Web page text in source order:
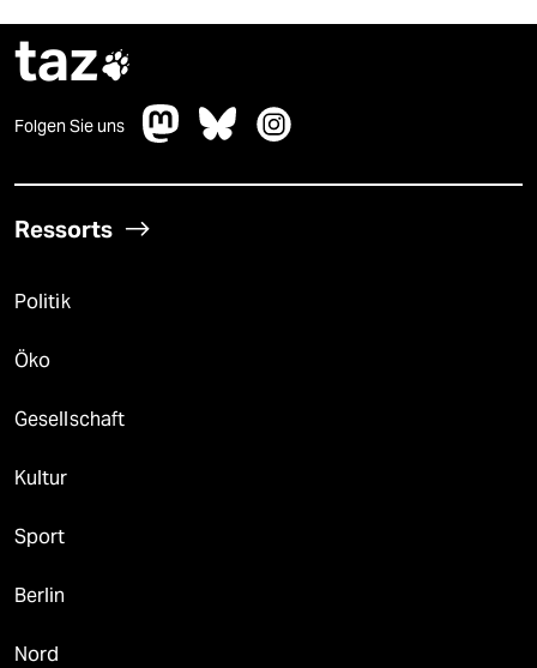
taz
Folgen Sie uns
Ressorts
Politik
Öko
Gesellschaft
Kultur
Sport
Berlin
Nord